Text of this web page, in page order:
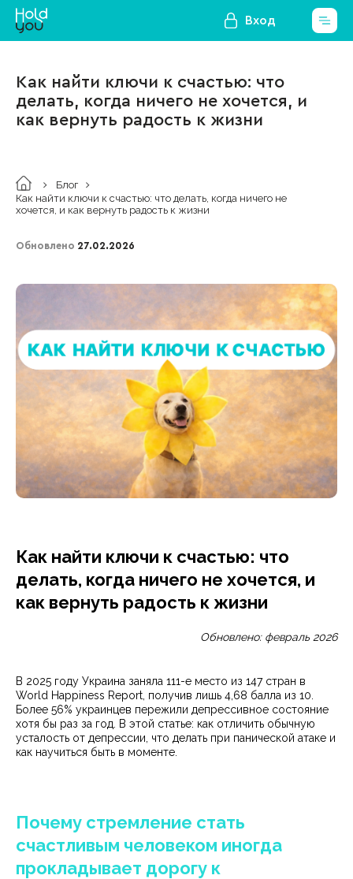
Вход
Как найти ключи к счастью: что
делать, когда ничего не хочется, и
как вернуть радость к жизни
Блог
Как найти ключи к счастью: что делать, когда ничего не
хочется, и как вернуть радость к жизни
Обновлено 27.02.2026
Как найти ключи к счастью: что
делать, когда ничего не хочется, и
как вернуть радость к жизни
Обновлено: февраль 2026
В 2025 году Украина заняла 111-е место из 147 стран в
World Happiness Report, получив лишь 4,68 балла из 10.
Более 56% украинцев пережили депрессивное состояние
хотя бы раз за год. В этой статье: как отличить обычную
усталость от депрессии, что делать при панической атаке и
как научиться быть в моменте.
Почему стремление стать
счастливым человеком иногда
прокладывает дорогу к